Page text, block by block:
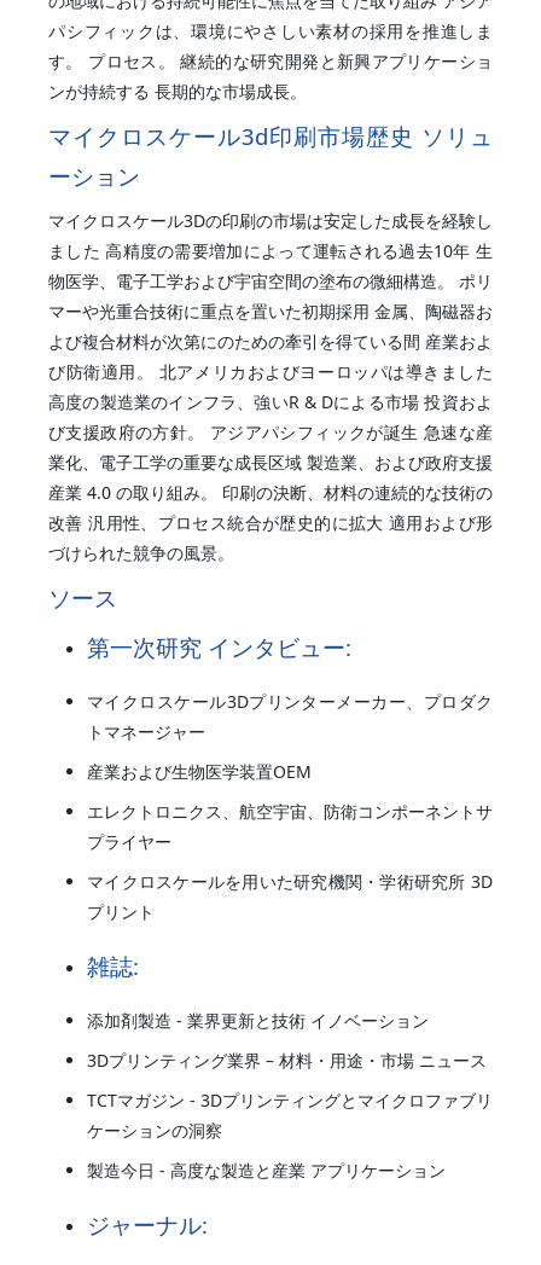
パシフィックは、環境にやさしい素材の採用を推進しま
す。 プロセス。 継続的な研究開発と新興アプリケーショ
ンが持続する 長期的な市場成長。
マイクロスケール3d印刷市場歴史 ソリュ
ーション
マイクロスケール3Dの印刷の市場は安定した成長を経験し
ました 高精度の需要増加によって運転される過去10年 生
物医学、電子工学および宇宙空間の塗布の微細構造。 ポリ
マーや光重合技術に重点を置いた初期採用 金属、陶磁器お
よび複合材料が次第にのための牽引を得ている間 産業およ
び防衛適用。 北アメリカおよびヨーロッパは導きました
高度の製造業のインフラ、強いR & Dによる市場 投資およ
び支援政府の方針。 アジアパシフィックが誕生 急速な産
業化、電子工学の重要な成長区域 製造業、および政府支援
産業 4.0 の取り組み。 印刷の決断、材料の連続的な技術の
改善 汎用性、プロセス統合が歴史的に拡大 適用および形
づけられた競争の風景。
ソース
第一次研究 インタビュー:
マイクロスケール3Dプリンターメーカー、プロダク
トマネージャー
産業および生物医学装置OEM
エレクトロニクス、航空宇宙、防衛コンポーネントサ
プライヤー
マイクロスケールを用いた研究機関・学術研究所 3D
プリント
雑誌:
添加剤製造 - 業界更新と技術 イノベーション
3Dプリンティング業界 – 材料・用途・市場 ニュース
TCTマガジン - 3Dプリンティングとマイクロファブリ
ケーションの洞察
製造今日 - 高度な製造と産業 アプリケーション
ジャーナル: